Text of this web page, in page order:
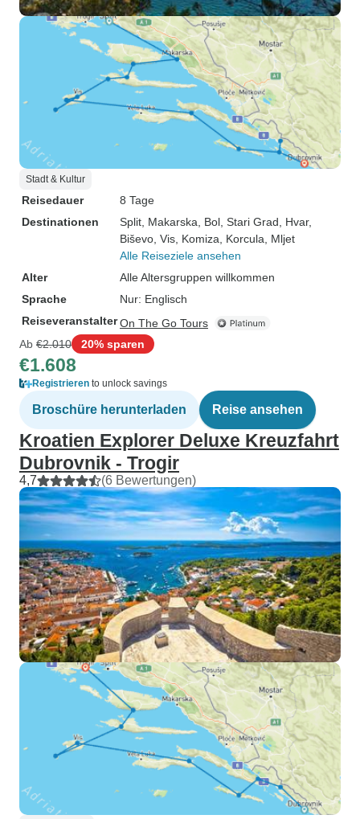
Stadt & Kultur
Reisedauer
8 Tage
Destinationen
Split , Makarska , Bol , Stari Grad , Hvar,
Biševo , Vis , Komiza , Korcula , Mljet
Alle Reiseziele ansehen
Alter
Alle Altersgruppen willkommen
Sprache
Nur: Englisch
ReiseveranstalterOn The Go Tours
Ab €2.010 20% sparen
€1.608
Registrieren to unlock savings
Broschüre herunterladen Reise ansehen
Kroatien Explorer Deluxe Kreuzfahrt
Dubrovnik - Trogir
4,7 (6 Bewertungen)